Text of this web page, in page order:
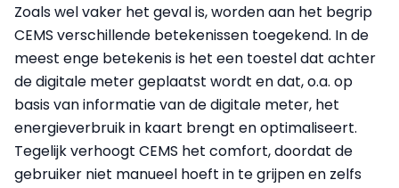
Zoals wel vaker het geval is, worden aan het begrip
CEMS verschillende betekenissen toegekend. In de
meest enge betekenis is het een toestel dat achter
de digitale meter geplaatst wordt en dat, o.a. op
basis van informatie van de digitale meter, het
energieverbruik in kaart brengt en optimaliseert.
Tegelijk verhoogt CEMS het comfort, doordat de
gebruiker niet manueel hoeft in te grijpen en zelfs